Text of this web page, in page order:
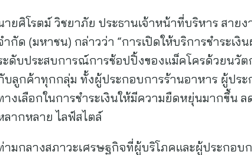
ายศิโรตม์ วิชยาภัย ประธานเจ้าหน้าที่บริหาร สา
ำกัด (มหาชน) กล่าวว่า “การเปิดให้บริการชำระเ
ะดับประสบการณ์การช้อปปิ้งของแม็คโครด้วยนวัต
บลูกค้าทุกกลุ่ม ทั้งผู้ประกอบการร้านอาหาร ผู้ประ
างเลือกในการชำระเงินให้มีความยืดหยุ่นมากขึ้น
ลากหลาย ไลฟ์สไตล์
ามกลางสภาวะเศรษฐกิจที่ผู้บริโภคและผู้ประกอบ